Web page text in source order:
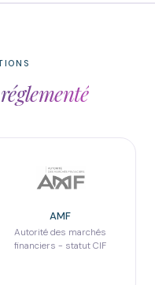
AMF
Autorité des marchés
financiers - statut CIF